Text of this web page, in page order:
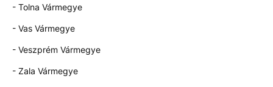
- Tolna Vármegye
- Vas Vármegye
- Veszprém Vármegye
- Zala Vármegye